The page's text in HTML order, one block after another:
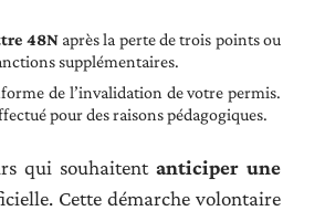
48Naprès la perte de trois points ou
supplémentaires.
de l’invalidation de votre permis.
pour des raisons pédagogiques.
qui souhaitent anticiper une
Cette démarche volontaire